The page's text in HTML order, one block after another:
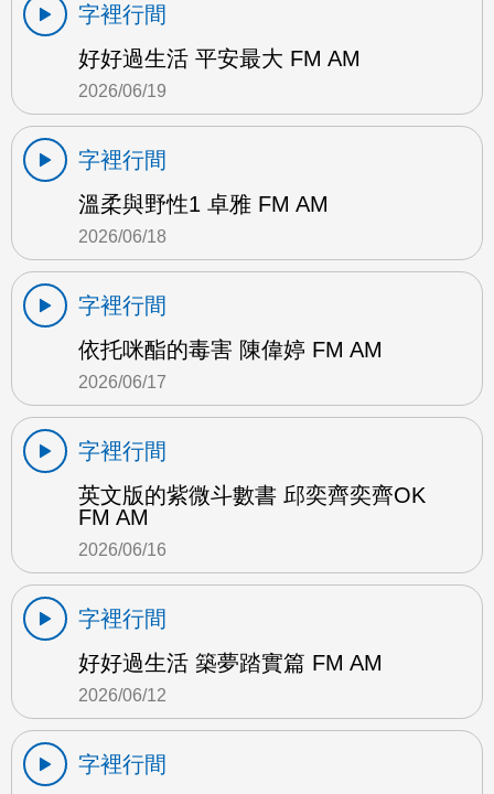
字裡行間
好好過生活 平安最大 FM AM
2026/06/19
字裡行間
溫柔與野性1 卓雅 FM AM
2026/06/18
字裡行間
依托咪酯的毒害 陳偉婷 FM AM
2026/06/17
字裡行間
英文版的紫微斗數書 邱奕齊奕齊OK
FM AM
2026/06/16
字裡行間
好好過生活 築夢踏實篇 FM AM
2026/06/12
字裡行間